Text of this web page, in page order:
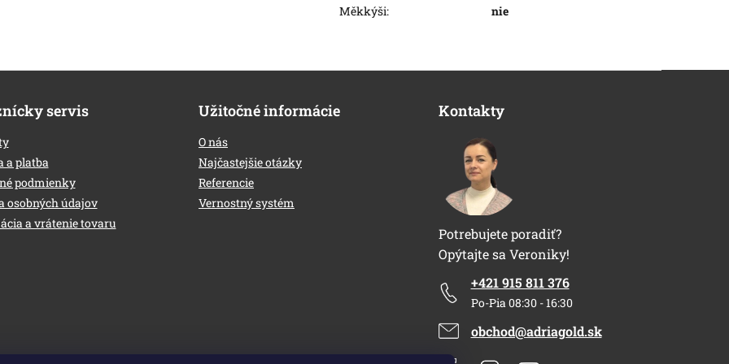
Měkkýši: nie
servis
a platba
podmienky
osobných údajov
a vrátenie tovaru
Užitočné informácie
O nás
Najčastejšie otázky
Referencie
Vernostný systém
Kontakty
Potrebujete poradiť?
Opýtajte sa Veroniky!
+421 915 811 376
Po-Pia 08:30 - 16:30
obchod@adriagold.sk